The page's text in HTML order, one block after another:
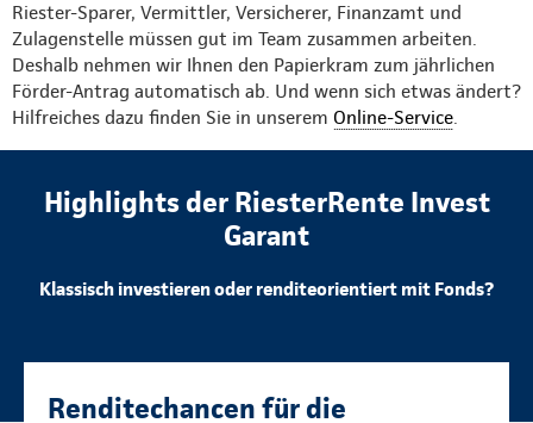
Riester-Sparer, Vermittler, Versicherer, Finanzamt und
Zulagenstelle müssen gut im Team zusammen arbeiten.
Deshalb nehmen wir Ihnen den Papierkram zum jährlichen
Förder-Antrag automatisch ab. Und wenn sich etwas ändert?
Hilfreiches dazu finden Sie in unserem Online-Service.
Highlights der RiesterRente Invest
Garant
Klassisch investieren oder renditeorientiert mit Fonds?
Renditechancen für die